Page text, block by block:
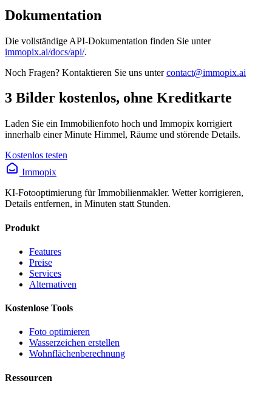
Dokumentation
Die vollständige API-Dokumentation finden Sie unter
immopix.ai/docs/api/.
Noch Fragen? Kontaktieren Sie uns untercontact@immopix.ai
3 Bilder kostenlos, ohne Kreditkarte
Laden Sie ein Immobilienfoto hoch und Immopix korrigiert
innerhalb einer Minute Himmel, Räume und störende Details.
Kostenlos testen
Immopix
KI-Fotooptimierung für Immobilienmakler. Wetter korrigieren,
Details entfernen, in Minuten statt Stunden.
Produkt
Features
Preise
Services
Alternativen
Kostenlose Tools
Foto optimieren
Wasserzeichen erstellen
Wohnflächen­berechnung
Ressourcen